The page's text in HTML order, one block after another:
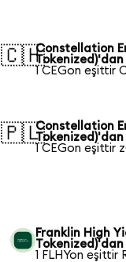
🇨🇭Constellation
Tokenized)'dan
1 CEGon eşittir
🇵🇱Constellation
1 CEGon eşittir
Franklin High
1 FLHYon eşittir